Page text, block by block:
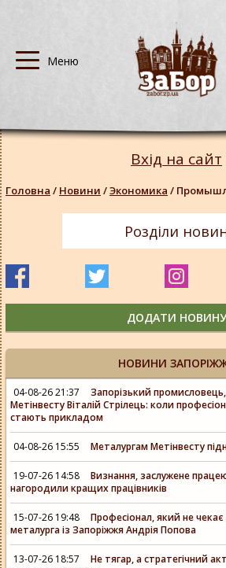
Вхід на сайт
Головна / Новини /Экономика /
Розділи
ДОДАТИ НОВИНУ
НОВИНИ
04-08-26 21:37
Запорізький
Метінвесту Віталій Стрілець: коли
стають прикладом
04-08-26 15:55 Металургам Метінвесту
19-07-26 14:58
Визнання, заслужене
нагородили кращих працівників
15-07-26 19:48
Професіонал, який не чекає
металурга із Запоріжжя Андрія Попова
13-07-26 18:57
Не тягар, а стратегічний